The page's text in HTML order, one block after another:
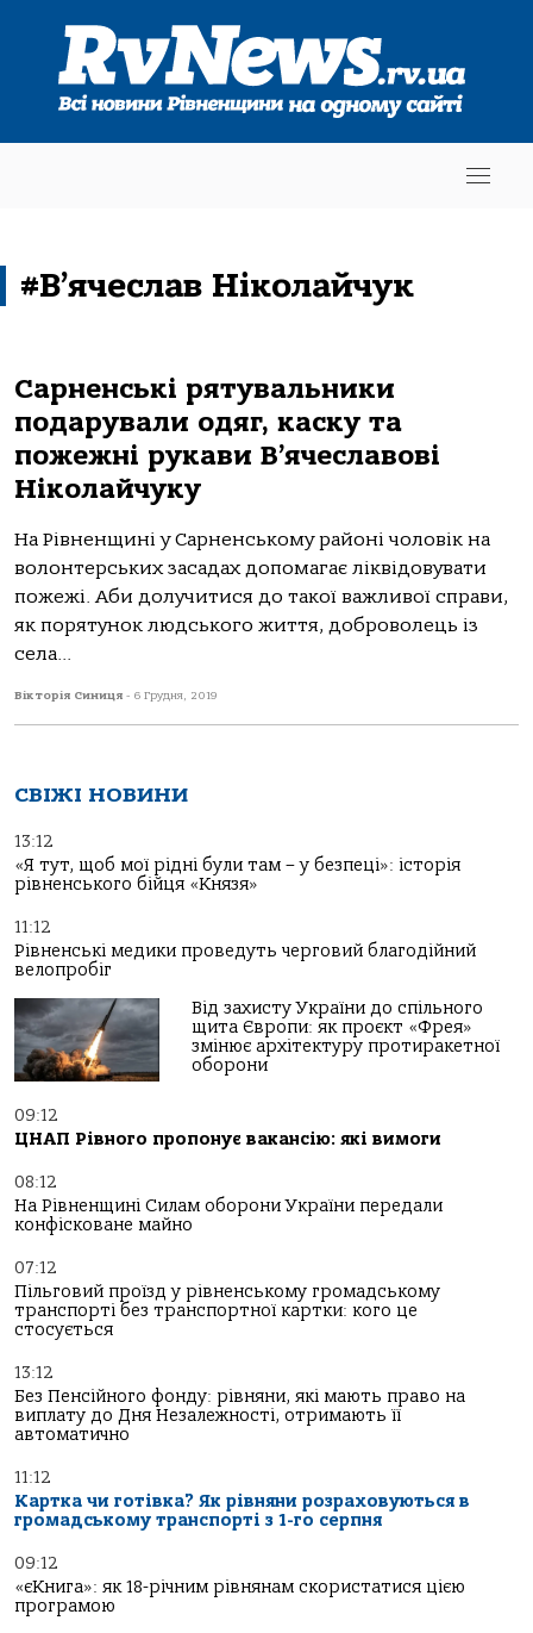
#В’ячеслав Ніколайчук
Сарненські рятувальники
подарували одяг, каску та
пожежні рукави В’ячеславові
Ніколайчуку
На Рівненщині у Сарненському районі чоловік на
волонтерських засадах допомагає ліквідовувати
пожежі. Аби долучитися до такої важливої справи,
як порятунок людського життя, доброволець із
села...
Вікторія Синиця - 6 Грудня, 2019
СВІЖІ НОВИНИ
13:12
«Я тут, щоб мої рідні були там – у безпеці»: історія
рівненського бійця «Князя»
11:12
Рівненські медики проведуть черговий благодійний
велопробіг
Від захисту України до спільного
щита Європи: як проєкт «Фрея»
змінює архітектуру протиракетної
оборони
09:12
ЦНАП Рівного пропонує вакансію: які вимоги
08:12
На Рівненщині Силам оборони України передали
конфісковане майно
07:12
Пільговий проїзд у рівненському громадському
транспорті без транспортної картки: кого це
стосується
13:12
Без Пенсійного фонду: рівняни, які мають право на
виплату до Дня Незалежності, отримають її
автоматично
11:12
Картка чи готівка? Як рівняни розраховуються в
громадському транспорті з 1-го серпня
09:12
«єКнига»: як 18-річним рівнянам скористатися цією
програмою